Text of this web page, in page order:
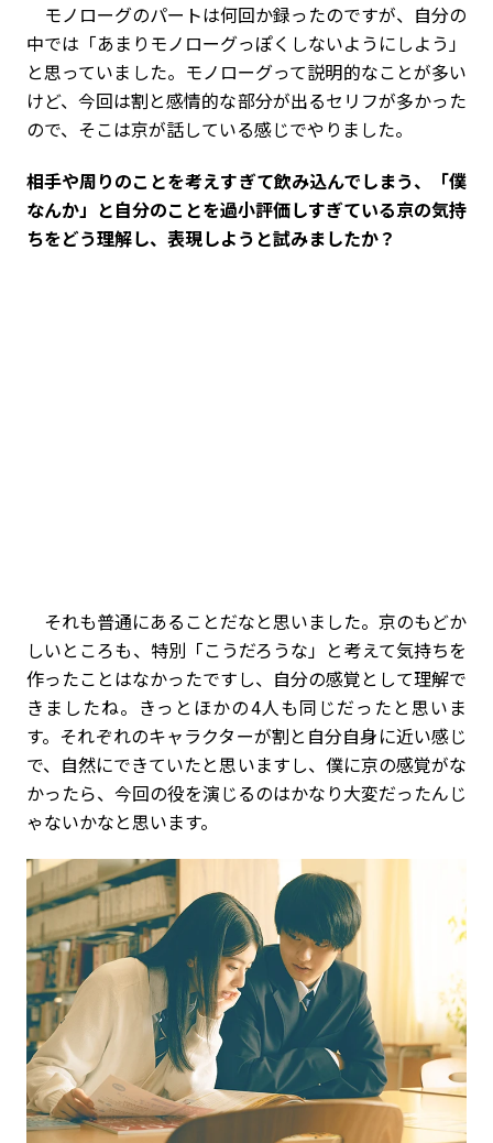
モノローグのパートは何回か録ったのですが、自分の
中では「あまりモノローグっぽくしないようにしよう」
と思っていました。モノローグって説明的なことが多い
けど、今回は割と感情的な部分が出るセリフが多かった
ので、そこは京が話している感じでやりました。
――相手や周りのことを考えすぎて飲み込んでしまう、「僕
なんか」と自分のことを過小評価しすぎている京の気持
ちをどう理解し、表現しようと試みましたか？
それも普通にあることだなと思いました。京のもどか
しいところも、特別「こうだろうな」と考えて気持ちを
作ったことはなかったですし、自分の感覚として理解で
きましたね。きっとほかの4人も同じだったと思いま
す。それぞれのキャラクターが割と自分自身に近い感じ
で、自然にできていたと思いますし、僕に京の感覚がな
かったら、今回の役を演じるのはかなり大変だったんじ
ゃないかなと思います。